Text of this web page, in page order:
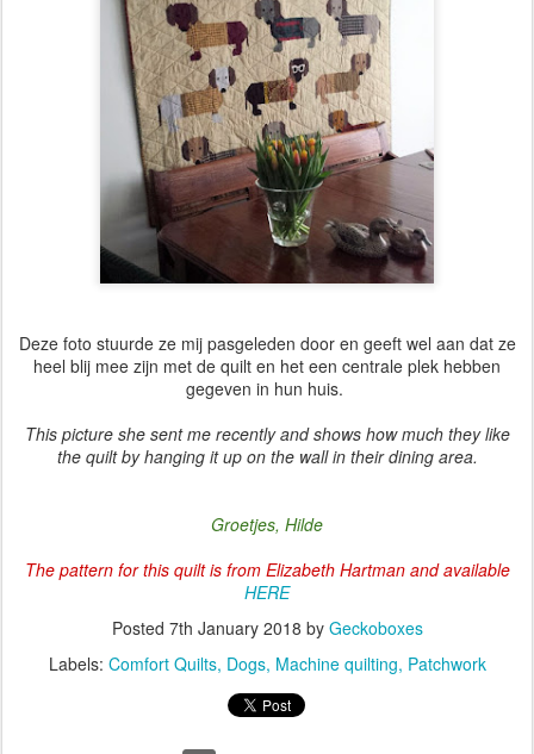
Deze foto stuurde ze mij pasgeleden door en geeft wel aan dat ze
heel blij mee zijn met de quilt en het een centrale plek hebben
gegeven in hun huis.
This picture she sent me recently and shows how much they like
the quilt by hanging it up on the wall in their dining area.
Groetjes, Hilde
The pattern for this quilt is from Elizabeth Hartman and available
HERE
Posted 7th January 2018 by Geckoboxes
Labels: Comfort Quilts Dogs Machine quilting Patchwork